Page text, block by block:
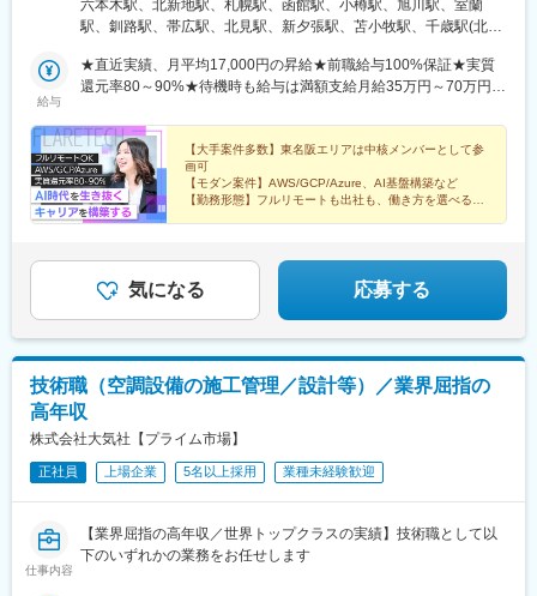
前駅、佐世保中央駅、神泉駅、岩本町駅、西早稲田駅、青井駅、
院駅、丸の内駅(愛知県)、祇園駅(福岡県)、櫛田神社前駅、京阪山
科駅、本八幡駅(都営線)、東梅田駅、北１２条駅、松風町駅、広瀬
司ケ谷駅、京成上野駅、立川南駅、茅場町駅、京橋駅(東京都)、東
海神駅、栄町駅(千葉県)、汐入駅、高島町駅、電鉄富山駅、広小路
駅(富山県)、七ツ屋駅、新福井駅、第一通り駅、日吉町駅、駅前
駅、名鉄名古屋駅、河内永和駅、大阪梅田駅(阪神線)、東寺駅、阪
神国道駅、西新町駅、高速神戸駅、芦屋駅(阪神線)、西川緑道公園
下落合駅、武蔵溝ノ口駅、なんば駅(南海線)、長堀橋駅、天王寺駅
前駅、栄駅(愛知県)、呉服町駅(福岡県)、四宮駅、京成八幡駅
(阪神線)、中村公園駅、矢場町駅、いりなか駅、瑞穂区役所駅、日
比野駅(名古屋市営)、伏屋駅、稲永駅、笠寺駅、左京山駅、上社
駅、武蔵小杉駅、中野駅(東京都)、大門駅(東京都)、西日暮里駅、
五反田駅、中目黒駅、泉岳寺駅、立川駅、小竹向原駅、二子玉川
駅、四ツ谷駅、あざみ野駅、湘南台駅、日吉駅(神奈川県)、溝の口
大和駅(神奈川県)、菊名駅、大船駅、橋本駅(神奈川県)、上大岡
駅、中央林間駅、センター南駅、川崎駅、幕張本郷駅、稲毛駅、
千葉駅、新松戸駅、浦安駅(千葉県)、北習志野駅、京成船橋駅、京
成津田沼駅、新浦安駅、新鎌ケ谷駅、市川駅、舞浜駅、初石駅、
南流山駅、本八幡駅(都営線)、船橋駅、西船橋駅、久喜駅、川口
県)、東梅田駅、阿倍野駅(阪堺線)、今宮戎駅、鶴橋駅、京橋駅(大
阪府)、南方駅(大阪府)、上小田井駅、上飯田駅、鶴舞駅、藤が丘
駅(愛知県)、金山駅(愛知県)、国際センター駅、谷津駅、流山おお
たかの森駅、藤沢駅、大阪駅、なんば駅(地下鉄)、天王寺駅、新大
阪駅、新今宮駅、本町駅、大阪阿部野橋駅、中百舌鳥駅、江坂
駅、弁天町駅、西九条駅、千里中央駅(北大阪急行)、茨木駅、北新
地駅、名鉄名古屋駅、近鉄名古屋駅、豊橋駅、刈谷駅、赤池駅(愛
知県)、星ケ丘駅(愛知県)、高蔵寺駅、博多駅、天神駅、小倉駅(福
岡県)、福岡空港駅(鉄道)、姪浜駅、西新駅、天神南駅、大橋駅(福
岡県)、中洲川端駅、千早駅、青井駅、北参道駅、浜松町駅、西日
暮里駅(舎人ライナー)、祐天寺駅、江古田駅、二子新地駅、阿倍野
駅(地下鉄)、鴫野駅、西中島南方駅、丸の内駅(愛知県)、小田井
駅、上前津駅、東別院駅、新今宮駅前駅、なかもず駅、千鳥橋
駅、千里中央駅(大阪モノレール)、新豊橋駅、祇園駅(福岡県)、西
クト先※転居を伴う転勤はなし※プロジェクトは希望や適性を考慮
75.6%の社員がリモートにて勤務中！＜リモートワーク率＞フル
リモート64.0%、リモート×出社11.6%、フル出社24.4%――希望
県に社員が在籍。特に東京・大阪・名古屋エリアでは出社ベース
の上流案件が豊富で大手クライアント先の中核メンバーとして参
画するチャンスも！クライアントと直接やりとりしながら要件定
義や設計から携わるため上流工程やPM/PLを目指す方には出社ベ
ースの案件が近道です。【本社】東京都港区西麻布3丁目21-20 霞
第2ビル12-12
六本木駅、北新地駅、札幌駅、函館駅、小樽駅、旭川駅、室蘭
駅、釧路駅、帯広駅、北見駅、新夕張駅、苫小牧駅、千歳駅(北海
上駅、宮古駅、盛駅、久慈駅、仙台駅、石巻駅、杜せきのした
駅、新田駅(宮城県)、多賀城駅、気仙沼駅、いわき駅、郡山駅(福
駅、秋田駅、横手駅、能代駅、湯沢駅、大久保駅(秋田県)、鷹ノ巣
駅、山形駅、鶴岡駅、酒田駅、米沢駅、天童駅、さくらんぼ東根
駅、寒河江駅、新庄駅、水戸駅、つくば駅、日立駅、勝田駅、土
浦駅、古河駅、取手駅、下館駅、笹川駅、牛久駅、龍ケ崎市駅、
守谷駅、水海道駅、宇都宮駅、小山駅、栃木駅、足利駅、佐野
駅、前橋駅、太田駅(群馬県)、伊勢崎駅、桐生駅、館林駅、渋川
駅、川口駅、川越駅、所沢駅、越谷駅、草加駅、春日部駅、上尾
駅、熊谷駅、浦和駅、新座駅、狭山市駅、入間市駅、三郷駅(埼玉
洲駅、亀有駅、品川駅、町田駅、赤羽駅、新宿駅、中野駅(東京
都)、池袋駅、目黒駅、錦糸町駅、渋谷駅、調布駅、上野駅、小平
駅、立川駅、日本橋駅(東京都)、吉祥寺駅、多摩センター駅、青梅
水駅、東久留米駅、船橋駅、松戸駅、市川駅、柏駅、五井駅、千
葉駅、流山おおたかの森駅、八千代台駅、習志野駅、浦安駅(千葉
印西牧の原駅、四街道駅、銚子駅、藤沢駅、横須賀駅、横浜駅、
相模原駅、川崎駅、平塚駅、茅ケ崎駅、大和駅(神奈川県)、本厚木
給与
★直近実績、月平均17,000円の昇給★前職給与100%保証★実質
還元率80～90%★待機時も給与は満額支給月給35万円～70万円＋
験・能力等を考慮の上で決定します。※上記金額には、みなし残業
手当（50時間分・104,000円～212,000円）を含みます。超過分は
別途追加支給します。┗残業時間は月平均10時間、多い時でも20
時間程度と安定しております★単価連動型の給与体系ではないた
め、万が一待機になってもその間の給与は満額支給しています。
ア：月給274,000円→月給362,000円・20代/iOSエンジニア：月給
237,000円→月給287,000円・20代/Androidエンジニア：月給
316,000円→月給374,000円・30代/Javaエンジニア（上流）：月
給340,000円→月給418,000円・30代/インフラエンジニア（AWS
設計構築）：月給380,000円→月給440,000円
【大手案件多数】東名阪エリアは中核メンバーとして参
画可
【モダン案件】AWS/GCP/Azure、AI基盤構築など
【勤務形態】フルリモートも出社も、働き方を選べる
気になる 応募する
技術職（空調設備の施工管理／設計等）／業界屈指の
高年収
株式会社大気社【プライム市場】
正社員 上場企業 5名以上採用 業種未経験歓迎
仕事内容
【業界屈指の高年収／世界トップクラスの実績】技術職として以
下のいずれかの業務をお任せします